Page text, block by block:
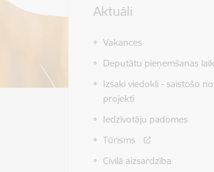
Aktuāli
Vakances
Deputātu pieņemšanas
Izsaki viedokli - saistošo
projekti
Iedzīvotāju padomes
Tūrisms
Civilā aizsardzība